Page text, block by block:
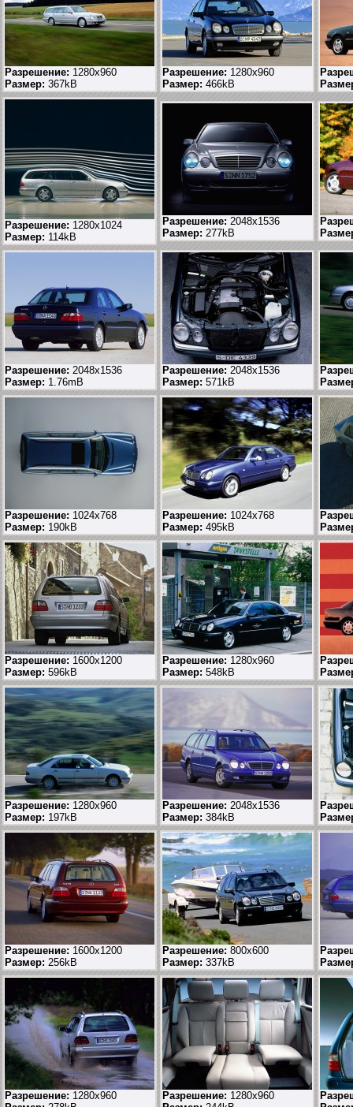
Разрешение: 1280x960
Размер: 367kB
Разрешение: 1280x960
Размер: 466kB
Разрешение: 1280x1024
Размер: 114kB
Разрешение: 2048x1536
Размер: 277kB
Разрешение: 2048x1536
Размер: 1.76mB
Разрешение: 2048x1536
Размер: 571kB
Разрешение: 1024x768
Размер: 190kB
Разрешение: 1024x768
Размер: 495kB
Разрешение: 1600x1200
Размер: 596kB
Разрешение: 1280x960
Размер: 548kB
Разрешение: 1280x960
Размер: 197kB
Разрешение: 2048x1536
Размер: 384kB
Разрешение: 1600x1200
Размер: 256kB
Разрешение: 800x600
Размер: 337kB
Разрешение: 1280x960
Разрешение: 1280x960